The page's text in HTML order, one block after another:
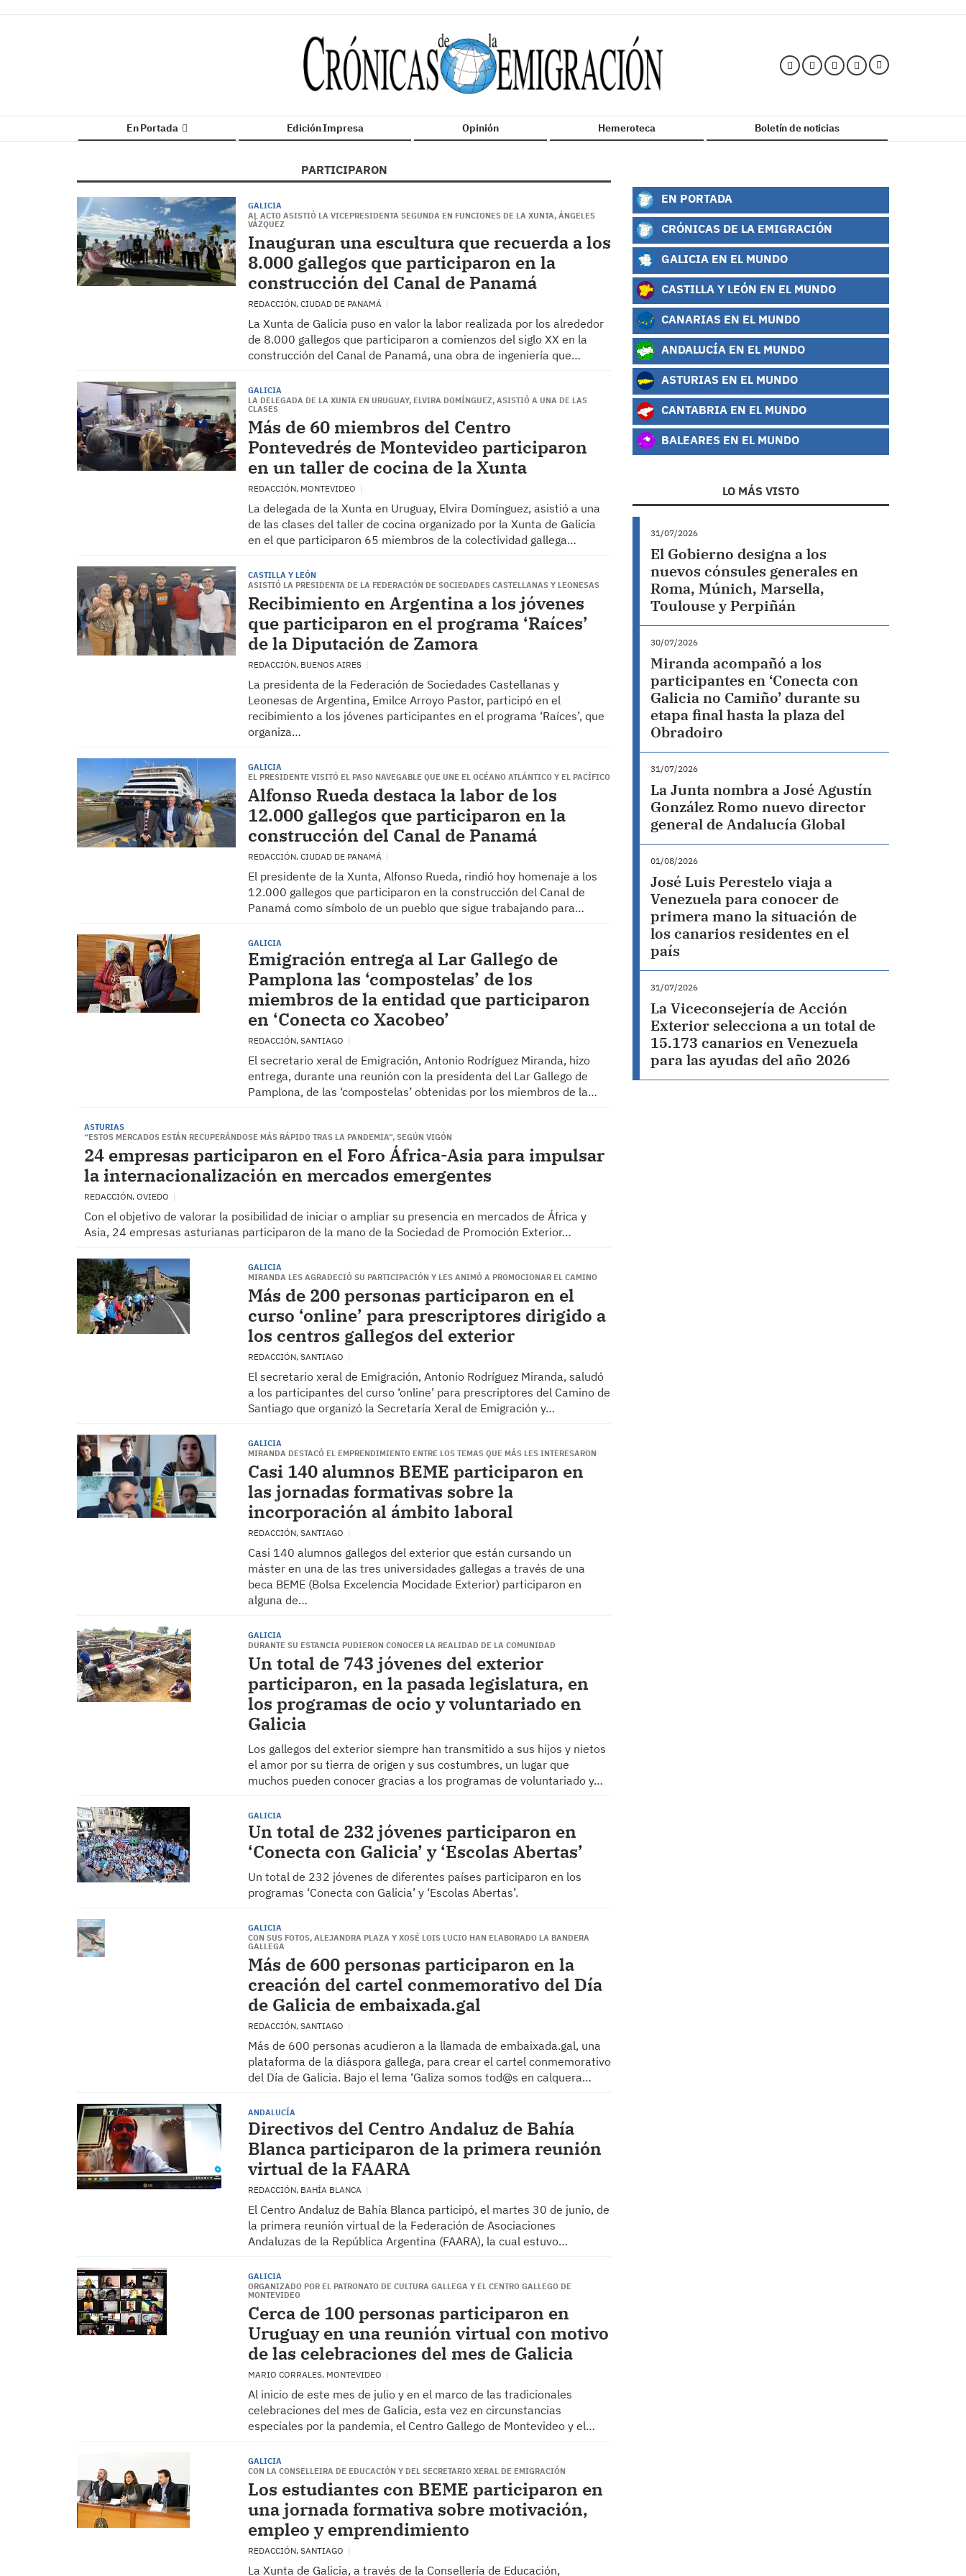
En Portada Edición Impresa Opinión Hemeroteca Boletín de noticias
PARTICIPARON
GALICIA
AL ACTO ASISTIÓ LA VICEPRESIDENTA SEGUNDA EN FUNCIONES DE LA XUNTA, ÁNGELES
VÁZQUEZ
Inauguran una escultura que recuerda a los
8.000 gallegos que participaron en la
construcción del Canal de Panamá
REDACCIÓN, CIUDAD DE PANAMÁ
La Xunta de Galicia puso en valor la labor realizada por los alrededor
de 8.000 gallegos que participaron a comienzos del siglo XX en la
construcción del Canal de Panamá, una obra de ingeniería que…
GALICIA
LA DELEGADA DE LA XUNTA EN URUGUAY, ELVIRA DOMÍNGUEZ, ASISTIÓ A UNA DE LAS
CLASES
Más de 60 miembros del Centro
Pontevedrés de Montevideo participaron
en un taller de cocina de la Xunta
REDACCIÓN, MONTEVIDEO
La delegada de la Xunta en Uruguay, Elvira Domínguez, asistió a una
de las clases del taller de cocina organizado por la Xunta de Galicia
en el que participaron 65 miembros de la colectividad gallega…
CASTILLA Y LEÓN
ASISTIÓ LA PRESIDENTA DE LA FEDERACIÓN DE SOCIEDADES CASTELLANAS Y LEONESAS
Recibimiento en Argentina a los jóvenes
que participaron en el programa ‘Raíces’
de la Diputación de Zamora
REDACCIÓN, BUENOS AIRES
La presidenta de la Federación de Sociedades Castellanas y
Leonesas de Argentina, Emilce Arroyo Pastor, participó en el
recibimiento a los jóvenes participantes en el programa ‘Raíces’, que
organiza…
GALICIA
EL PRESIDENTE VISITÓ EL PASO NAVEGABLE QUE UNE EL OCÉANO ATLÁNTICO Y EL PACÍFICO
Alfonso Rueda destaca la labor de los
12.000 gallegos que participaron en la
construcción del Canal de Panamá
REDACCIÓN, CIUDAD DE PANAMÁ
El presidente de la Xunta, Alfonso Rueda, rindió hoy homenaje a los
12.000 gallegos que participaron en la construcción del Canal de
Panamá como símbolo de un pueblo que sigue trabajando para…
GALICIA
Emigración entrega al Lar Gallego de
Pamplona las ‘compostelas’ de los
miembros de la entidad que participaron
en ‘Conecta co Xacobeo’
REDACCIÓN, SANTIAGO
El secretario xeral de Emigración, Antonio Rodríguez Miranda, hizo
entrega, durante una reunión con la presidenta del Lar Gallego de
Pamplona, de las ‘compostelas’ obtenidas por los miembros de la…
ASTURIAS
“ESTOS MERCADOS ESTÁN RECUPERÁNDOSE MÁS RÁPIDO TRAS LA PANDEMIA”, SEGÚN VIGÓN
24 empresas participaron en el Foro África-Asia para impulsar
la internacionalización en mercados emergentes
REDACCIÓN, OVIEDO
Con el objetivo de valorar la posibilidad de iniciar o ampliar su presencia en mercados de África y
Asia, 24 empresas asturianas participaron de la mano de la Sociedad de Promoción Exterior…
GALICIA
MIRANDA LES AGRADECIÓ SU PARTICIPACIÓN Y LES ANIMÓ A PROMOCIONAR EL CAMINO
Más de 200 personas participaron en el
curso ‘online’ para prescriptores dirigido a
los centros gallegos del exterior
REDACCIÓN, SANTIAGO
El secretario xeral de Emigración, Antonio Rodríguez Miranda, saludó
a los participantes del curso ‘online’ para prescriptores del Camino de
Santiago que organizó la Secretaría Xeral de Emigración y…
GALICIA
MIRANDA DESTACÓ EL EMPRENDIMIENTO ENTRE LOS TEMAS QUE MÁS LES INTERESARON
Casi 140 alumnos BEME participaron en
las jornadas formativas sobre la
incorporación al ámbito laboral
REDACCIÓN, SANTIAGO
Casi 140 alumnos gallegos del exterior que están cursando un
máster en una de las tres universidades gallegas a través de una
beca BEME (Bolsa Excelencia Mocidade Exterior) participaron en
alguna de…
GALICIA
DURANTE SU ESTANCIA PUDIERON CONOCER LA REALIDAD DE LA COMUNIDAD
Un total de 743 jóvenes del exterior
participaron, en la pasada legislatura, en
los programas de ocio y voluntariado en
Galicia
Los gallegos del exterior siempre han transmitido a sus hijos y nietos
el amor por su tierra de origen y sus costumbres, un lugar que
muchos pueden conocer gracias a los programas de voluntariado y…
GALICIA
Un total de 232 jóvenes participaron en
‘Conecta con Galicia’ y ‘Escolas Abertas’
Un total de 232 jóvenes de diferentes países participaron en los
programas ‘Conecta con Galicia’ y ‘Escolas Abertas’.
GALICIA
CON SUS FOTOS, ALEJANDRA PLAZA Y XOSÉ LOIS LUCIO HAN ELABORADO LA BANDERA
GALLEGA
Más de 600 personas participaron en la
creación del cartel conmemorativo del Día
de Galicia de embaixada.gal
REDACCIÓN, SANTIAGO
Más de 600 personas acudieron a la llamada de embaixada.gal, una
plataforma de la diáspora gallega, para crear el cartel conmemorativo
del Día de Galicia. Bajo el lema ‘Galiza somos tod@s en calquera…
ANDALUCÍA
Directivos del Centro Andaluz de Bahía
Blanca participaron de la primera reunión
virtual de la FAARA
REDACCIÓN, BAHÍA BLANCA
El Centro Andaluz de Bahía Blanca participó, el martes 30 de junio, de
la primera reunión virtual de la Federación de Asociaciones
Andaluzas de la República Argentina (FAARA), la cual estuvo…
GALICIA
ORGANIZADO POR EL PATRONATO DE CULTURA GALLEGA Y EL CENTRO GALLEGO DE
MONTEVIDEO
Cerca de 100 personas participaron en
Uruguay en una reunión virtual con motivo
de las celebraciones del mes de Galicia
MARIO CORRALES, MONTEVIDEO
Al inicio de este mes de julio y en el marco de las tradicionales
celebraciones del mes de Galicia, esta vez en circunstancias
especiales por la pandemia, el Centro Gallego de Montevideo y el…
GALICIA
CON LA CONSELLEIRA DE EDUCACIÓN Y DEL SECRETARIO XERAL DE EMIGRACIÓN
Los estudiantes con BEME participaron en
una jornada formativa sobre motivación,
empleo y emprendimiento
REDACCIÓN, SANTIAGO
La Xunta de Galicia, a través de la Consellería de Educación,
EN PORTADA
CRÓNICAS DE LA EMIGRACIÓN
GALICIA EN EL MUNDO
CASTILLA Y LEÓN EN EL MUNDO
CANARIAS EN EL MUNDO
ANDALUCÍA EN EL MUNDO
ASTURIAS EN EL MUNDO
CANTABRIA EN EL MUNDO
BALEARES EN EL MUNDO
LO MÁS VISTO
31/07/2026
El Gobierno designa a los
nuevos cónsules generales en
Roma, Múnich, Marsella,
Toulouse y Perpiñán
30/07/2026
Miranda acompañó a los
participantes en ‘Conecta con
Galicia no Camiño’ durante su
etapa final hasta la plaza del
Obradoiro
31/07/2026
La Junta nombra a José Agustín
González Romo nuevo director
general de Andalucía Global
01/08/2026
José Luis Perestelo viaja a
Venezuela para conocer de
primera mano la situación de
los canarios residentes en el
país
31/07/2026
La Viceconsejería de Acción
Exterior selecciona a un total de
15.173 canarios en Venezuela
para las ayudas del año 2026